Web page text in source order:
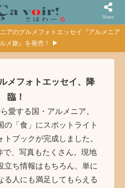
アのグルメフォトエッセイ『アルメニア
メ旅』を発売！ ▶
メフォトエッセイ、降
臨！
愛する国・アルメニア。
の「食」にスポットライト
トブックが完成しました。
で、写真もたくさん。現地
立ち情報はもちろん、単に
る人にも満足してもらえる
Share